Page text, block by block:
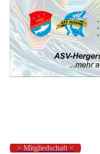
> Mitgliedschaft <